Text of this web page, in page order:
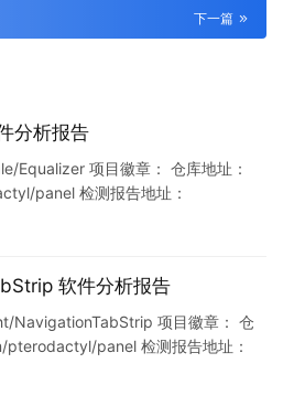
下一篇
分析报告
Equalizer 项目徽章： 仓库地址：
panel 检测报告地址：
此报告由Murphysec提供…
软件分析报告
NavigationTabStrip 项目徽章： 仓
panel 检测报告地址：
此报告由Mu…